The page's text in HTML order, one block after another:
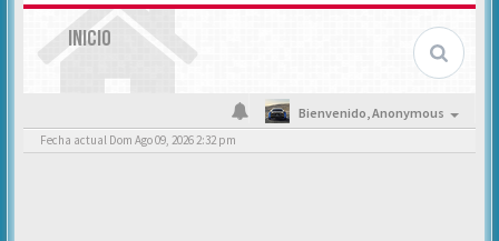
INICIO
Bienvenido,Anonymous
Fecha actual Dom Ago 09, 2026 2:32 pm